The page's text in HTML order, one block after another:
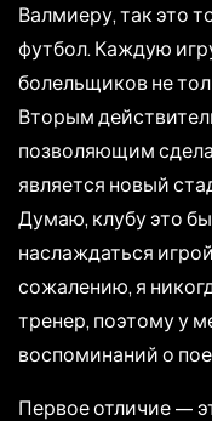
Валмиеру, так это
футбол. Каждую
болельщиков не
Вторым
позволяющим
является новый
Думаю, клубу это
наслаждаться
сожалению, я
тренер, поэтому у
воспоминаний о
Первое отличие —